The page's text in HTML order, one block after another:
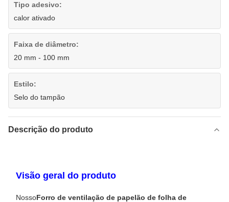
Tipo adesivo:
calor ativado
Faixa de diâmetro:
20 mm - 100 mm
Estilo:
Selo do tampão
Descrição do produto
Visão geral do produto
NossoForro de ventilação de papelão de folha de